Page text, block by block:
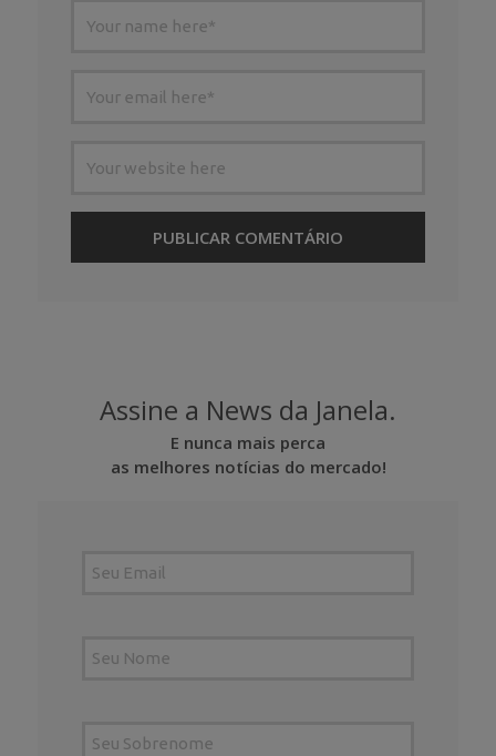
Assine a News da Janela.
E nunca mais perca
as melhores notícias do mercado!